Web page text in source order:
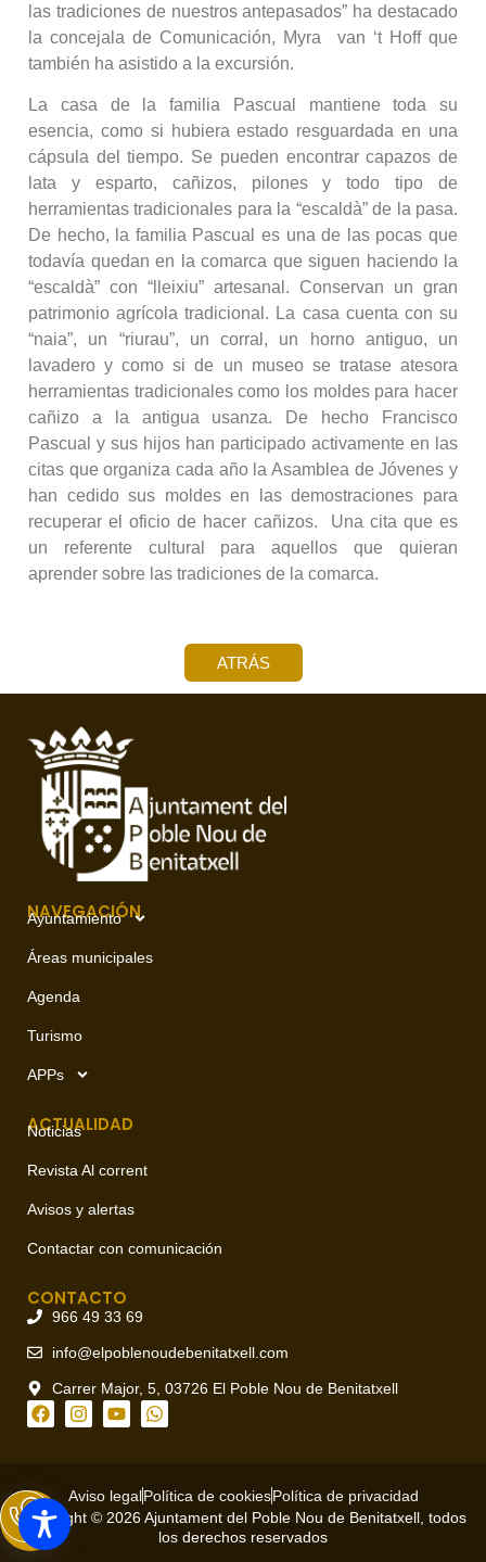
las tradiciones de nuestros antepasados” ha destacado
la concejala de Comunicación, Myra van ‘t Hoff que
también ha asistido a la excursión.
La casa de la familia Pascual mantiene toda su
esencia, como si hubiera estado resguardada en una
cápsula del tiempo. Se pueden encontrar capazos de
lata y esparto, cañizos, pilones y todo tipo de
herramientas tradicionales para la “escaldà” de la pasa.
De hecho, la familia Pascual es una de las pocas que
todavía quedan en la comarca que siguen haciendo la
“escaldà” con “lleixiu” artesanal. Conservan un gran
patrimonio agrícola tradicional. La casa cuenta con su
“naia”, un “riurau”, un corral, un horno antiguo, un
lavadero y como si de un museo se tratase atesora
herramientas tradicionales como los moldes para hacer
cañizo a la antigua usanza. De hecho Francisco
Pascual y sus hijos han participado activamente en las
citas que organiza cada año la Asamblea de Jóvenes y
han cedido sus moldes en las demostraciones para
recuperar el oficio de hacer cañizos. Una cita que es
un referente cultural para aquellos que quieran
aprender sobre las tradiciones de la comarca.
ATRÁS
NAVEGACIÓN
Ayuntamiento
Áreas municipales
Agenda
Turismo
APPs
ACTUALIDAD
Noticias
Revista Al corrent
Avisos y alertas
Contactar con comunicación
CONTACTO
966 49 33 69
info@elpoblenoudebenitatxell.com
Carrer Major, 5, 03726 El Poble Nou de Benitatxell
Aviso legalPolítica de cookiesPolítica de privacidad
Copyright © 2026 Ajuntament del Poble Nou de Benitatxell, todos
los derechos reservados